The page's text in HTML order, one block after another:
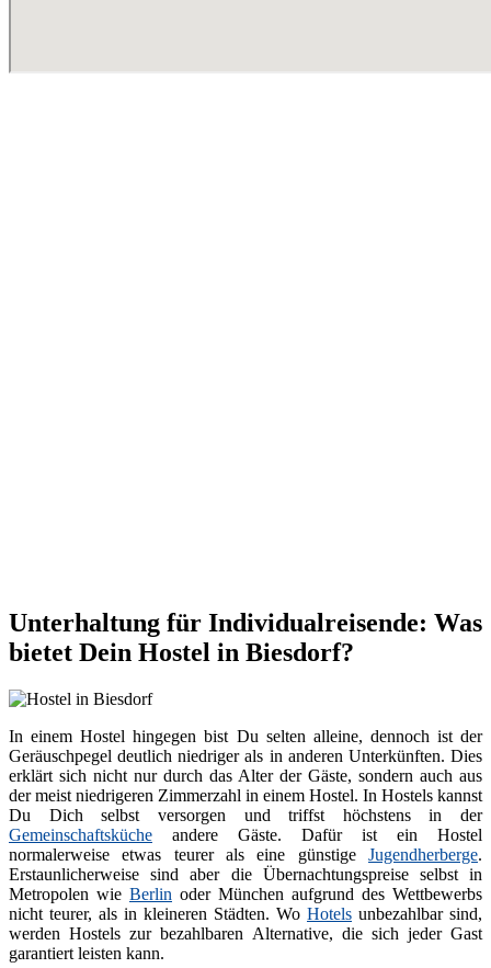
Unterhaltung für Individualreisende: Was
bietet Dein Hostel in Biesdorf?
In einem Hostel hingegen bist Du selten alleine, dennoch ist der
Geräuschpegel deutlich niedriger als in anderen Unterkünften. Dies
erklärt sich nicht nur durch das Alter der Gäste, sondern auch aus
der meist niedrigeren Zimmerzahl in einem Hostel. In Hostels kannst
Du Dich selbst versorgen und triffst höchstens in der
Gemeinschaftsküche andere Gäste. Dafür ist ein Hostel
normalerweise etwas teurer als eine günstige Jugendherberge.
Erstaunlicherweise sind aber die Übernachtungspreise selbst in
Metropolen wie Berlin oder München aufgrund des Wettbewerbs
nicht teurer, als in kleineren Städten. Wo Hotels unbezahlbar sind,
werden Hostels zur bezahlbaren Alternative, die sich jeder Gast
garantiert leisten kann.